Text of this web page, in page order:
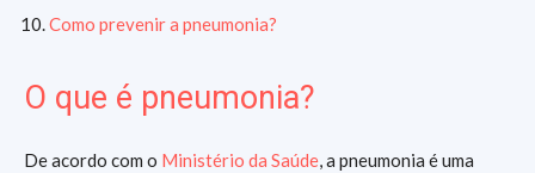
Como prevenir a pneumonia?
O que é pneumonia?
De acordo com o Ministério da Saúde, a pneumonia é uma